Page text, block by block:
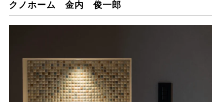
クノホーム 金内 俊一郎